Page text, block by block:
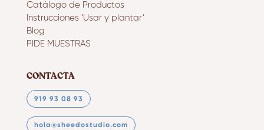
Catálogo de Productos
Instrucciones ‘Usar y plantar’
Blog
PIDE MUESTRAS
CONTACTA
919 93 08 93
hola@sheedostudio.com